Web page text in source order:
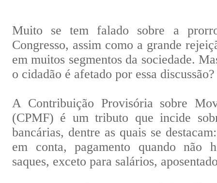
Muito se tem falado sobre a
Congresso, assim como a grande
em muitos segmentos da sociedade.
o cidadão é afetado por essa discussão?
A Contribuição Provisória sobre
(CPMF) é um tributo que incide
bancárias, dentre as quais se
em conta, pagamento quando não
saques, exceto para salários,